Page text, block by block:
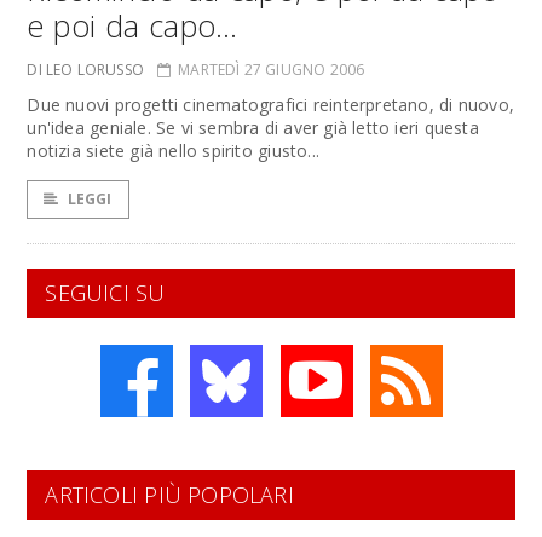
e poi da capo…
DI LEO LORUSSO MARTEDÌ 27 GIUGNO 2006
Due nuovi progetti cinematografici reinterpretano, di nuovo,
un'idea geniale. Se vi sembra di aver già letto ieri questa
notizia siete già nello spirito giusto...
LEGGI
SEGUICI SU
ARTICOLI PIÙ POPOLARI